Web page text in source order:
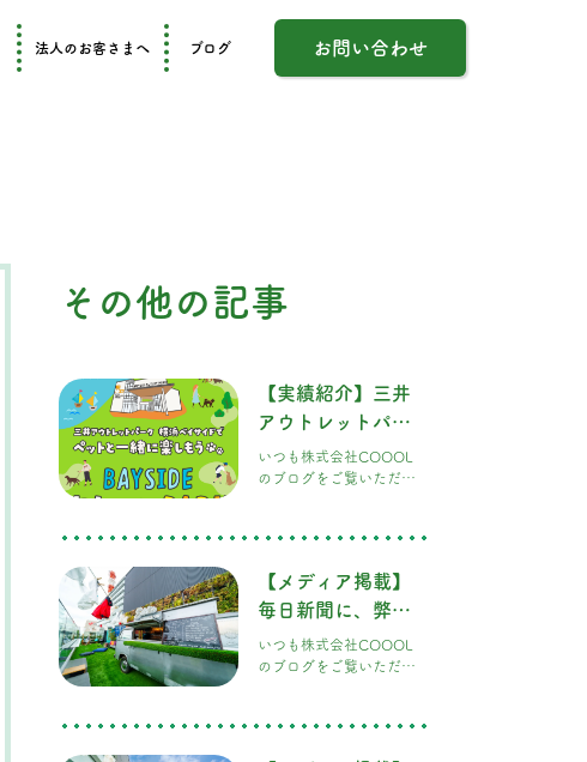
法人のお客さまへ ブログ お問い合わせ
その他の記事
【実績紹介】三井
アウトレットパー
ク 横浜ベイサイド
「DOGGY
当しました！
いつも株式会社COOOL
のブログをご覧いただ
なさまにぜひ知っていた
な施工実績のご紹介です
三井アウトレットパー
る、ワンちゃんと一緒に
楽しめる広場「DOGGY
いただきました！
【メディア掲載】
毎日新聞に、弊社
が担当したアロフ
ト東京銀座のドッ
されました！
いつも株式会社COOOL
のブログをご覧いただ
らせです
先日ご紹介し